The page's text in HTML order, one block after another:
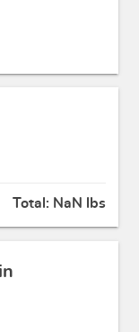
Total: NaN lbs